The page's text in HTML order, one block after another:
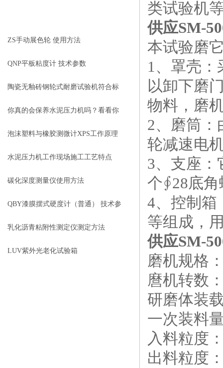
ZS手动展色轮 使用方法
QNP平板粘度计 技术参数
陶瓷无釉砖钢轮式耐磨试验机符合标
准
你真的会保养水泥压力机吗？看看你
都做到了几条
泡沫塑料与橡胶测微计XPS工作原理
及操作使用
水泥压力机工作现场施工工艺特点
碳化深度测量仪使用方法
QBY漆膜摆式硬度计（普通） 技术参
数 价格
乳化沥青粘附性测定仪测定方法
LUV紫外光老化试验箱
类试验机
供应SM-
本试验磨
1、罩壳
以卸下磨
物料，磨
2、磨筒：
轮减速电
3、支座：
个∮28底
4、控制箱
等组成，
供应SM-
磨机规格
麿机转数
研磨体装
一次装料
入料粒度
出料粒度